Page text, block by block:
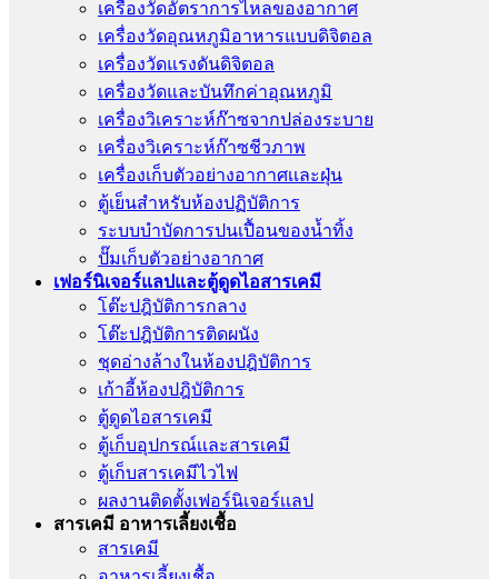
เครื่องวัดอัตราการไหลของอากาศ
เครื่องวัดอุณหภูมิอาหารแบบดิจิตอล
เครื่องวัดแรงดันดิจิตอล
เครื่องวัดและบันทึกค่าอุณหภูมิ
เครื่องวิเคราะห์ก๊าซจากปล่องระบาย
เครื่องวิเคราะห์ก๊าซชีวภาพ
เครื่องเก็บตัวอย่างอากาศเเละฝุ่น
ตู้เย็นสำหรับห้องปฏิบัติการ
ระบบบำบัดการปนเปื้อนของน้ำทิ้ง
ปั๊มเก็บตัวอย่างอากาศ
เฟอร์นิเจอร์แลปและตู้ดูดไอสารเคมี
โต๊ะปฎิบัติการกลาง
โต๊ะปฎิบัติการติดผนัง
ชุดอ่างล้างในห้องปฎิบัติการ
เก้าอี้ห้องปฎิบัติการ
ตู้ดูดไอสารเคมี
ตู้เก็บอุปกรณ์เเละสารเคมี
ตู้เก็บสารเคมีไวไฟ
ผลงานติดตั้งเฟอร์นิเจอร์เเลป
สารเคมี อาหารเลี้ยงเชื้อ
สารเคมี